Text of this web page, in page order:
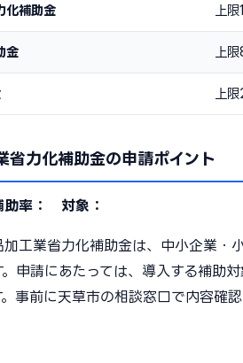
化補助金 上
金 上
上
省力化補助金の申請ポイント
助率： 対象：
工業省力化補助金は、中小企業・
申請にあたっては、導入する補助
事前に天草市の相談窓口で内容確